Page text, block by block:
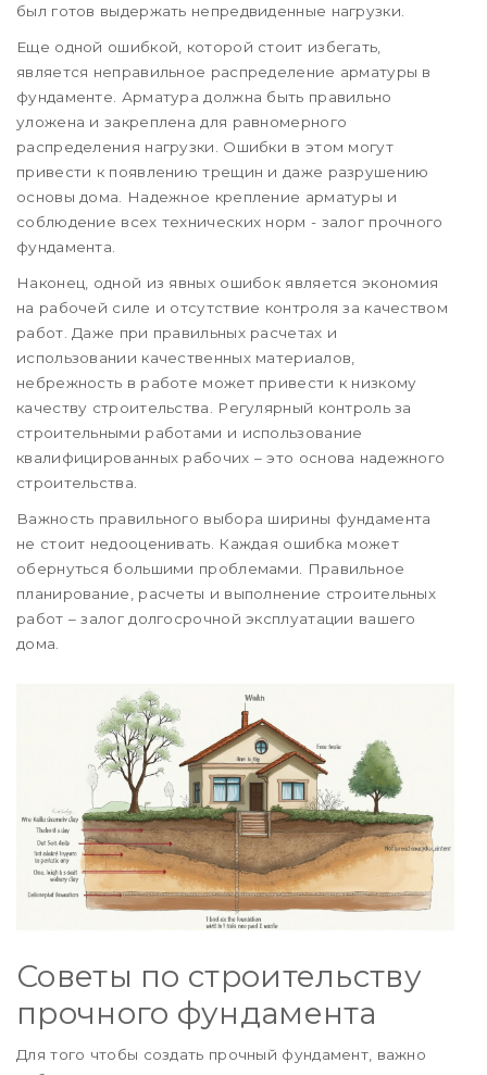
был готов выдержать непредвиденные нагрузки.
Еще одной ошибкой, которой стоит избегать,
является неправильное распределение арматуры в
фундаменте. Арматура должна быть правильно
уложена и закреплена для равномерного
распределения нагрузки. Ошибки в этом могут
привести к появлению трещин и даже разрушению
основы дома. Надежное крепление арматуры и
соблюдение всех технических норм - залог прочного
фундамента.
Наконец, одной из явных ошибок является экономия
на рабочей силе и отсутствие контроля за качеством
работ. Даже при правильных расчетах и
использовании качественных материалов,
небрежность в работе может привести к низкому
качеству строительства. Регулярный контроль за
строительными работами и использование
квалифицированных рабочих – это основа надежного
строительства.
Важность правильного выбора ширины фундамента
не стоит недооценивать. Каждая ошибка может
обернуться большими проблемами. Правильное
планирование, расчеты и выполнение строительных
работ – залог долгосрочной эксплуатации вашего
дома.
Советы по строительству
прочного фундамента
Для того чтобы создать прочный фундамент, важно